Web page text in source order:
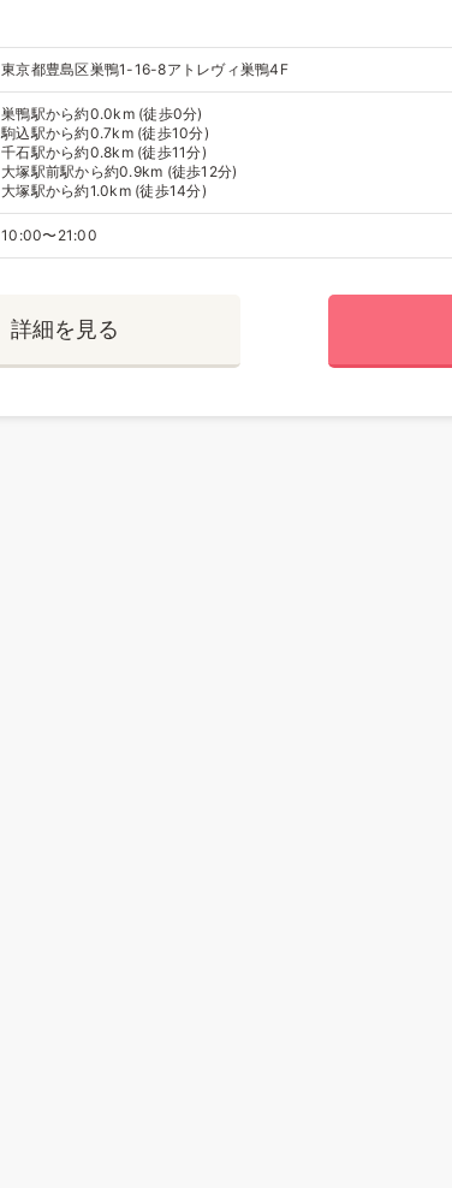
東京都豊島区巣鴨1-16-8アトレヴィ巣鴨4F
巣鴨駅から約0.0km (徒歩0分)
駒込駅から約0.7km (徒歩10分)
千石駅から約0.8km (徒歩11分)
大塚駅前駅から約0.9km (徒歩12分)
大塚駅から約1.0km (徒歩14分)
10:00〜21:00
詳細を見る